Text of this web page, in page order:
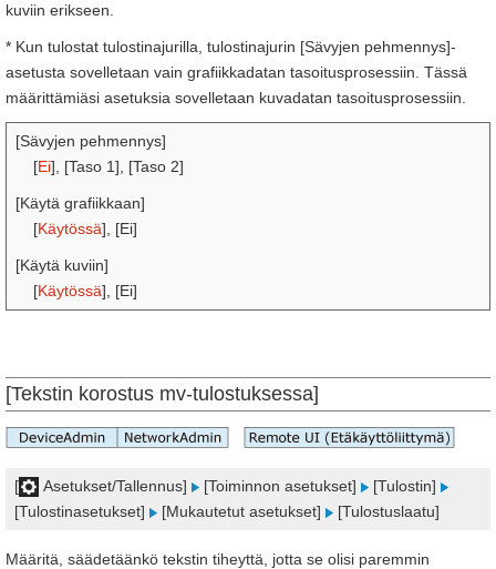
kuviin erikseen.
* Kun tulostat tulostinajurilla, tulostinajurin [Sävyjen pehmennys]-
asetusta sovelletaan vain grafiikkadatan tasoitusprosessiin. Tässä
määrittämiäsi asetuksia sovelletaan kuvadatan tasoitusprosessiin.
[Sävyjen pehmennys]
[Ei], [Taso 1], [Taso 2]
[Käytä grafiikkaan]
[Käytössä], [Ei]
[Käytä kuviin]
[Käytössä], [Ei]
[Tekstin korostus mv-tulostuksessa]
[ Asetukset/Tallennus] [Toiminnon asetukset]
[Tulostin]
[Tulostinasetukset]
[Mukautetut asetukset] [Tulostuslaatu]
Määritä, säädetäänkö tekstin tiheyttä, jotta se olisi paremmin